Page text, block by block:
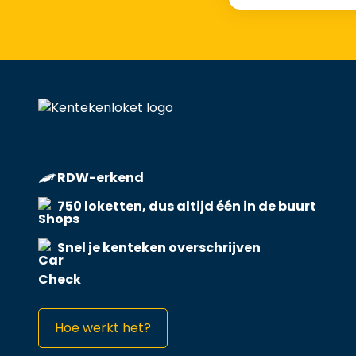
RDW-erkend
750 loketten, dus altijd één in de buurt
Snel je kenteken overschrijven
Hoe werkt het?